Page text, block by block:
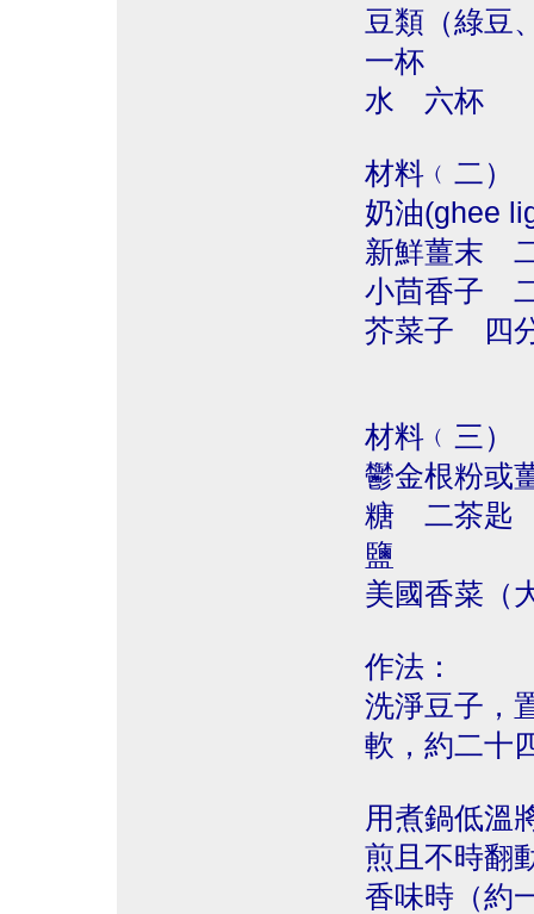
豆類（綠
一杯
水 六杯
材料﹙二）
奶油(ghee
新鮮薑末
小茴香子
芥菜子 四
材料﹙三）
鬱金根粉或
糖 二茶匙
鹽
美國香菜（
作法：
洗淨豆子，
軟，約二十
用煮鍋低溫
煎且不時翻
香味時（約